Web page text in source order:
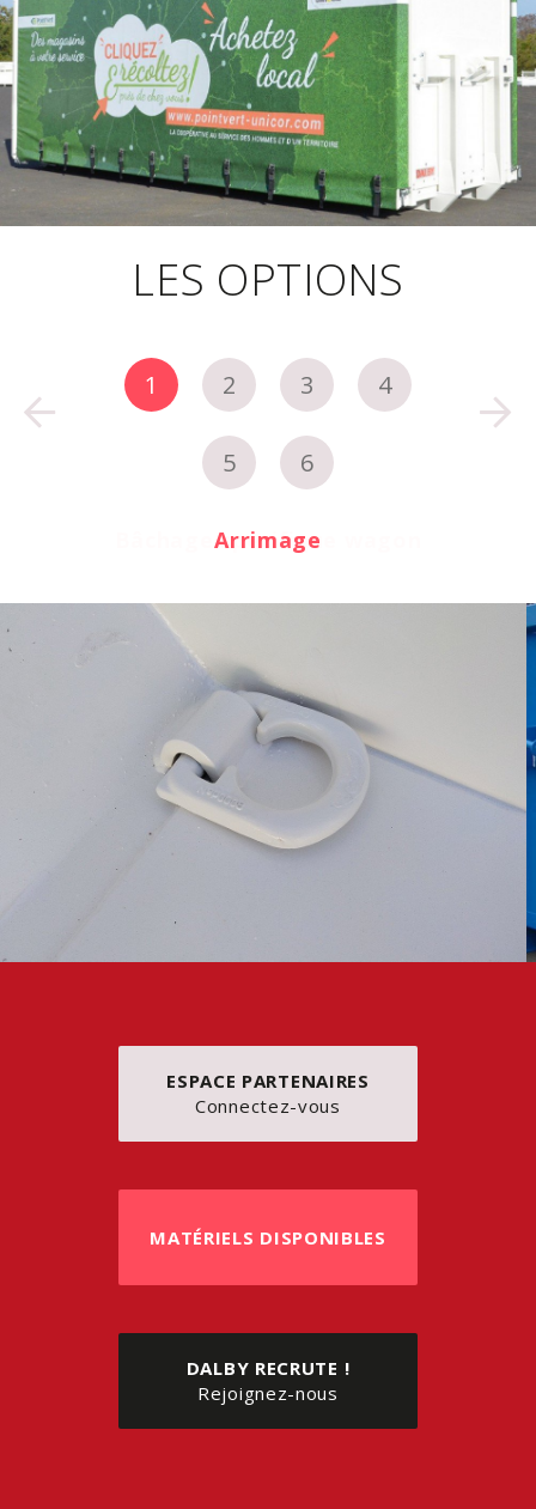
LES OPTIONS
1 2 3 4
5 6
Bâchage spécifique wagon
ESPACE PARTENAIRES
Connectez-vous
MATÉRIELS DISPONIBLES
DALBY RECRUTE !
Rejoignez-nous